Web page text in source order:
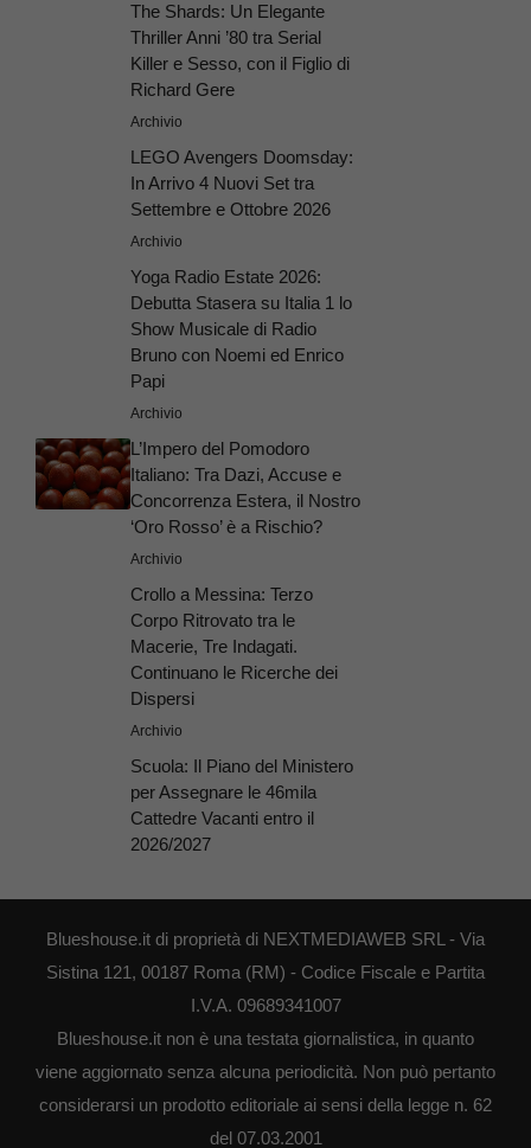
The Shards: Un Elegante
Thriller Anni ’80 tra Serial
Killer e Sesso, con il Figlio di
Richard Gere
Archivio
LEGO Avengers Doomsday:
In Arrivo 4 Nuovi Set tra
Settembre e Ottobre 2026
Archivio
Yoga Radio Estate 2026:
Debutta Stasera su Italia 1 lo
Show Musicale di Radio
Bruno con Noemi ed Enrico
Papi
Archivio
L’Impero del Pomodoro
Italiano: Tra Dazi, Accuse e
Concorrenza Estera, il Nostro
‘Oro Rosso’ è a Rischio?
Archivio
Crollo a Messina: Terzo
Corpo Ritrovato tra le
Macerie, Tre Indagati.
Continuano le Ricerche dei
Dispersi
Archivio
Scuola: Il Piano del Ministero
per Assegnare le 46mila
Cattedre Vacanti entro il
2026/2027
Blueshouse.it di proprietà di NEXTMEDIAWEB SRL - Via
Sistina 121, 00187 Roma (RM) - Codice Fiscale e Partita
I.V.A. 09689341007
Blueshouse.it non è una testata giornalistica, in quanto
viene aggiornato senza alcuna periodicità. Non può pertanto
considerarsi un prodotto editoriale ai sensi della legge n. 62
del 07.03.2001